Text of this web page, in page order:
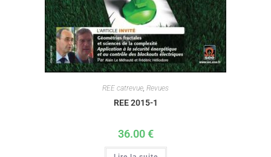
REE catrevue, Revues
REE 2015-1
36.00€